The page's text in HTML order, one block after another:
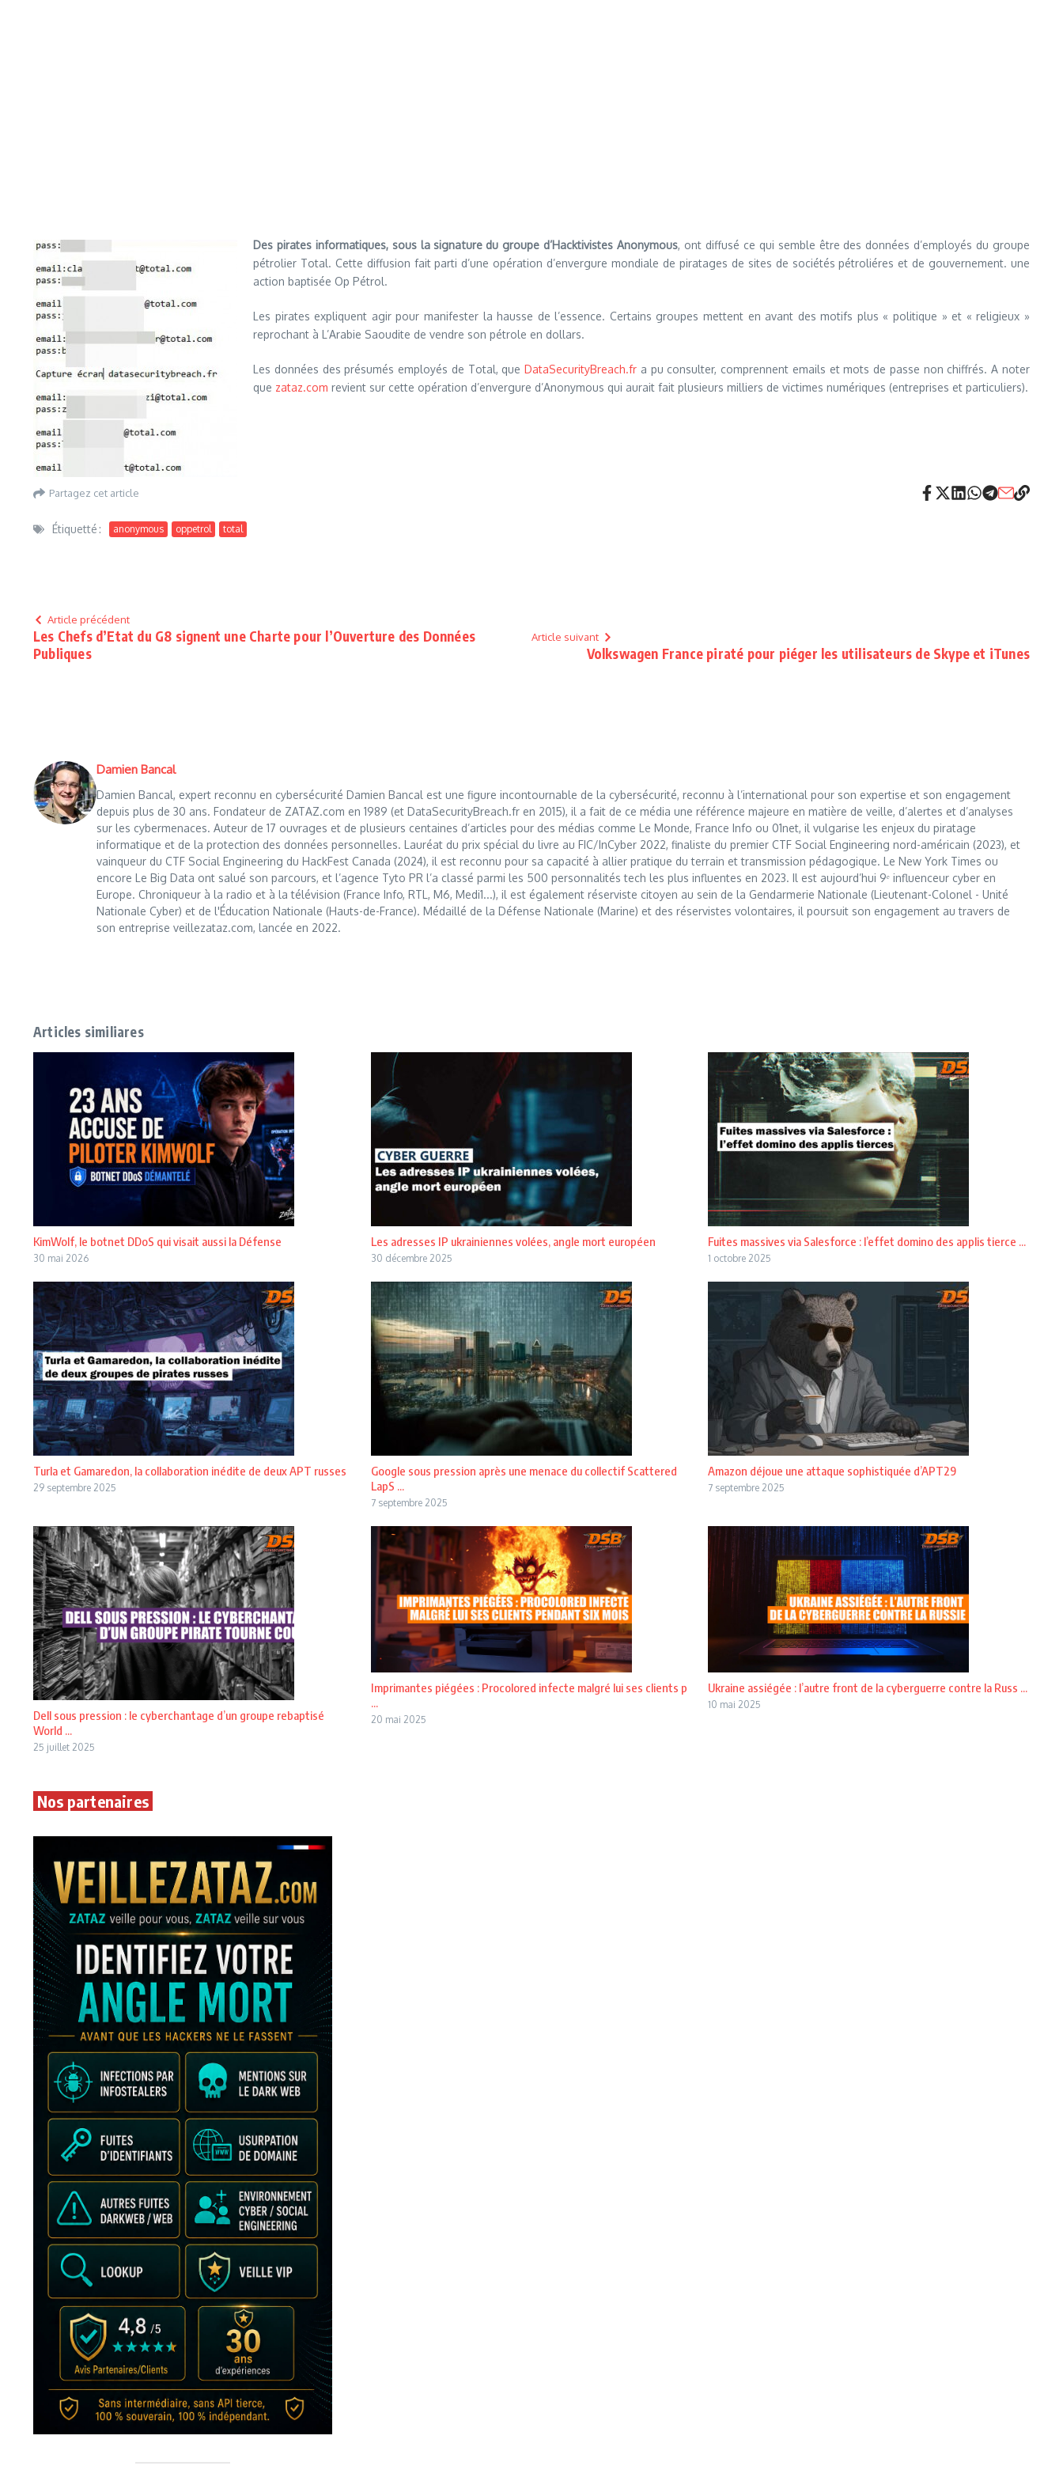
Des pirates informatiques, sous la signature du groupe d’Hacktivistes Anonymous, ont diffusé ce qui semble être des données d’employés du groupe
pétrolier Total. Cette diffusion fait parti d’une opération d’envergure mondiale de piratages de sites de sociétés pétroliéres et de gouvernement. une
action baptisée Op Pétrol.
Les pirates expliquent agir pour manifester la hausse de l’essence. Certains groupes mettent en avant des motifs plus « politique » et « religieux »
reprochant à L’Arabie Saoudite de vendre son pétrole en dollars.
Les données des présumés employés de Total, queDataSecurityBreach.fr a pu consulter, comprennent emails et mots de passe non chiffrés. A noter
que zataz.com revient sur cette opération d’envergure d’Anonymous qui aurait fait plusieurs milliers de victimes numériques (entreprises et particuliers).
Partagez cet article
Étiquetté : anonymous oppetrol total
Article précédent
Les Chefs d’Etat du G8 signent une Charte pour l’Ouverture des Données
Publiques
Article suivant
Volkswagen France piraté pour piéger les utilisateurs de Skype et iTunes
Damien Bancal
Damien Bancal, expert reconnu en cybersécurité Damien Bancal est une figure incontournable de la cybersécurité, reconnu à l’international pour son expertise et son engagement
depuis plus de 30 ans. Fondateur de ZATAZ.com en 1989 (et DataSecurityBreach.fr en 2015), il a fait de ce média une référence majeure en matière de veille, d’alertes et d’analyses
sur les cybermenaces. Auteur de 17 ouvrages et de plusieurs centaines d’articles pour des médias comme Le Monde, France Info ou 01net, il vulgarise les enjeux du piratage
informatique et de la protection des données personnelles. Lauréat du prix spécial du livre au FIC/InCyber 2022, finaliste du premier CTF Social Engineering nord-américain (2023), et
vainqueur du CTF Social Engineering du HackFest Canada (2024), il est reconnu pour sa capacité à allier pratique du terrain et transmission pédagogique. Le New York Times ou
encore Le Big Data ont salué son parcours, et l’agence Tyto PR l’a classé parmi les 500 personnalités tech les plus influentes en 2023. Il est aujourd’hui 9ᵉ influenceur cyber en
Europe. Chroniqueur à la radio et à la télévision (France Info, RTL, M6, Medi1...), il est également réserviste citoyen au sein de la Gendarmerie Nationale (Lieutenant-Colonel - Unité
Nationale Cyber) et de l'Éducation Nationale (Hauts-de-France). Médaillé de la Défense Nationale (Marine) et des réservistes volontaires, il poursuit son engagement au travers de
son entreprise veillezataz.com, lancée en 2022.
Articles similiares
KimWolf, le botnet DDoS qui visait aussi la Défense
30 mai 2026
Les adresses IP ukrainiennes volées, angle mort européen
30 décembre 2025
Fuites massives via Salesforce : l’effet domino des applis tierce ...
1 octobre 2025
Turla et Gamaredon, la collaboration inédite de deux APT russes
29 septembre 2025
Google sous pression après une menace du collectif Scattered
LapS ...
7 septembre 2025
Amazon déjoue une attaque sophistiquée d’APT29
7 septembre 2025
Dell sous pression : le cyberchantage d’un groupe rebaptisé
World ...
25 juillet 2025
Imprimantes piégées : Procolored infecte malgré lui ses clients p
...
20 mai 2025
Ukraine assiégée : l’autre front de la cyberguerre contre la Russ ...
10 mai 2025
Nos partenaires